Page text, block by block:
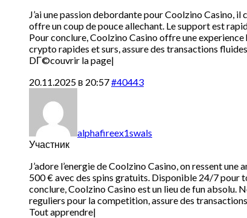
J’ai une passion debordante pour Coolzino Casino,
offre un coup de pouce allechant. Le support est
Pour conclure, Coolzino Casino offre une
crypto rapides et surs, assure des transactions
DГ©couvrir la page|
20.11.2025 в 20:57#40443
alphafireex1swals
Участник
J’adore l’energie de Coolzino Casino, on ressent
500 € avec des spins gratuits. Disponible 24/7 pour
conclure, Coolzino Casino est un lieu de fun absolu.
reguliers pour la competition, assure des
Tout apprendre|